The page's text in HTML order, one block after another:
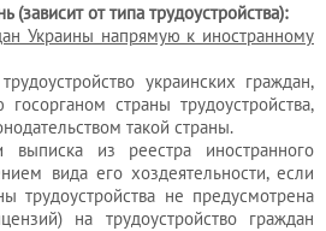
от типа трудоустройства):
Украины напрямую к иностранному
украинских граждан,
страны трудоустройства,
такой страны.
из реестра иностранного
вида его хоздеятельности, если
трудоустройства не предусмотрена
на трудоустройство граждан